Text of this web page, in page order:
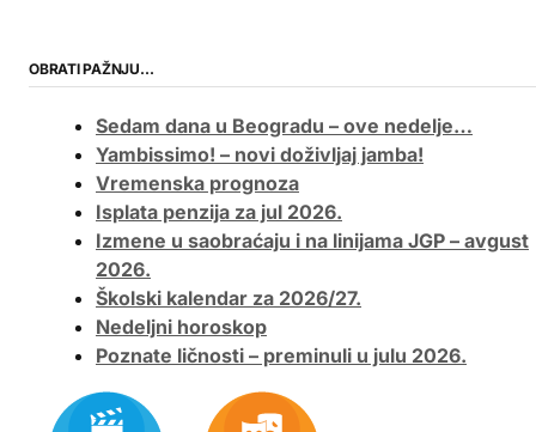
OBRATI PAŽNJU…
Sedam dana u Beogradu – ove nedelje…
Yambissimo! – novi doživljaj jamba!
Vremenska prognoza
Isplata penzija za jul 2026.
Izmene u saobraćaju i na linijama JGP – avgust
2026.
Školski kalendar za 2026/27.
Nedeljni horoskop
Poznate ličnosti – preminuli u julu 2026.